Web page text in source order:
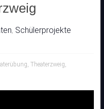
, Schülerprojekte
, Theaterzweig,